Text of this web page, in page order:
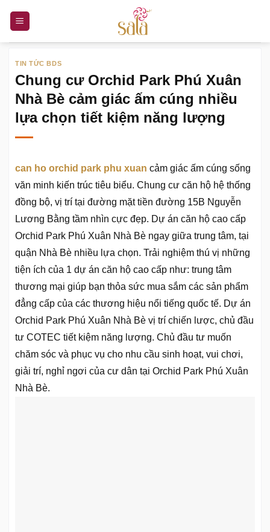
nội
TIN TỨC BDS
Chung cư Orchid Park Phú Xuân
Nhà Bè cảm giác ấm cúng nhiều
lựa chọn tiết kiệm năng lượng
can ho orchid park phu xuan cảm giác ấm cúng sống
văn minh kiến trúc tiêu biểu. Chung cư căn hộ hệ thống
đồng bộ, vị trí tại đường mặt tiền đường 15B Nguyễn
Lương Bằng tầm nhìn cực đẹp. Dự án căn hộ cao cấp
Orchid Park Phú Xuân Nhà Bè ngay giữa trung tâm, tại
quận Nhà Bè nhiều lựa chọn. Trải nghiệm thú vị những
tiện ích của 1 dự án căn hộ cao cấp như: trung tâm
thương mại giúp bạn thỏa sức mua sắm các sản phẩm
đẳng cấp của các thương hiệu nổi tiếng quốc tế. Dự án
Orchid Park Phú Xuân Nhà Bè vị trí chiến lược, chủ đầu
tư COTEC tiết kiệm năng lượng. Chủ đầu tư muốn
chăm sóc và phục vụ cho nhu cầu sinh hoạt, vui chơi,
giải trí, nghỉ ngơi của cư dân tại Orchid Park Phú Xuân
Nhà Bè.